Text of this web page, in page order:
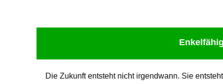
Die Zukunft entsteht nicht irgendwann. Sie